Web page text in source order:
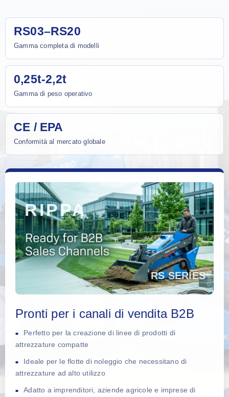
RS03–RS20
Gamma completa di modelli
0,25t-2,2t
Gamma di peso operativo
CE / EPA
Conformità al mercato globale
Pronti per i canali di vendita B2B
Perfetto per la creazione di linee di prodotti di
attrezzature compatte
Ideale per le flotte di noleggio che necessitano di
attrezzature ad alto utilizzo
Adatto a imprenditori, aziende agricole e imprese di